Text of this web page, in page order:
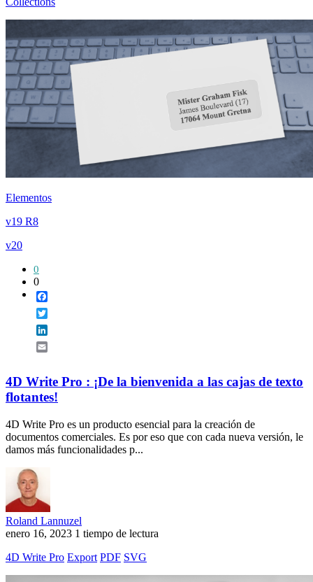
Elementos
v19 R8
v20
0
0
4D Write Pro : ¡De la bienvenida a las cajas de texto
flotantes!
4D Write Pro es un producto esencial para la creación de
documentos comerciales. Es por eso que con cada nueva versión, le
damos más funcionalidades p...
Roland Lannuzel
enero 16, 2023 1 tiempo de lectura
4D Write Pro Export PDF SVG